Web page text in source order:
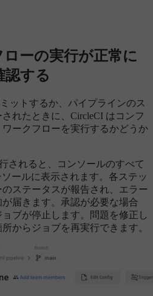
ーの実行が正常に
認する
ットするか、パイプラインのス
れたときに、CircleCI はコンフ
ークフローを実行するかどうか
されると、コンソールのすべて
ールに表示されます。各ステッ
ステータスが報告され、エラー
届きます。承認が必要な場合
ブが停止します。問題を修正し
からジョブを再実行できます。